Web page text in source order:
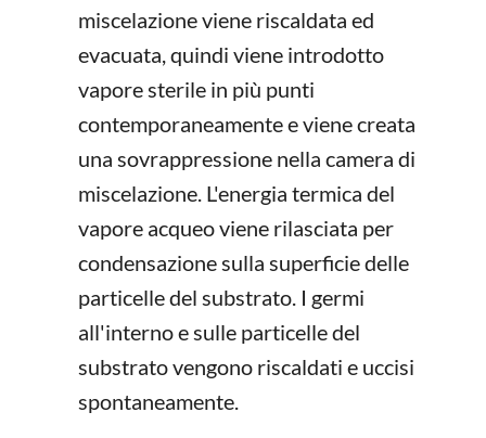
miscelazione viene riscaldata ed
evacuata, quindi viene introdotto
vapore sterile in più punti
contemporaneamente e viene creata
una sovrappressione nella camera di
miscelazione. L'energia termica del
vapore acqueo viene rilasciata per
condensazione sulla superficie delle
particelle del substrato. I germi
all'interno e sulle particelle del
substrato vengono riscaldati e uccisi
spontaneamente.